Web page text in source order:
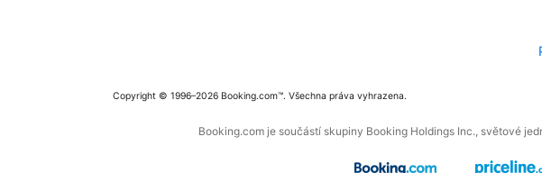
Copyright © 1996–2026 Booking.com™. Všechna práva vyhrazena.
Booking.com je součástí skupiny Booking Holdings Inc., světové